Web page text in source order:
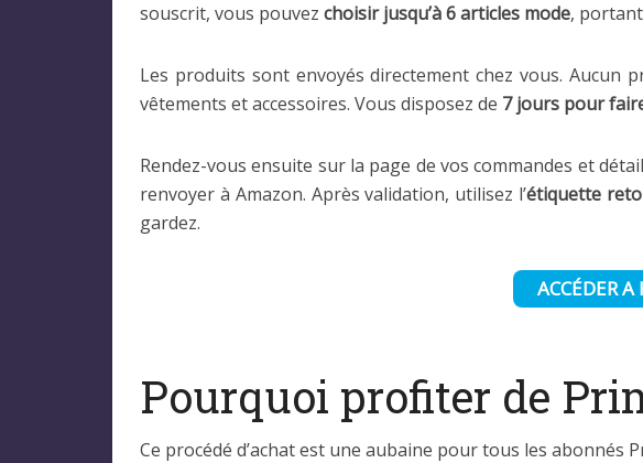
souscrit, vous pouvez choisir jusqu’à 6 articles mode, portant
Les produits sont envoyés directement chez vous. Aucun
vêtements et accessoires. Vous disposez de 7 jours pour
Rendez-vous ensuite sur la page de vos commandes et
renvoyer à Amazon. Après validation, utilisez l’étiquette
gardez.
ACCÉDER A
Pourquoi profiter de
Ce procédé d’achat est une aubaine pour tous les